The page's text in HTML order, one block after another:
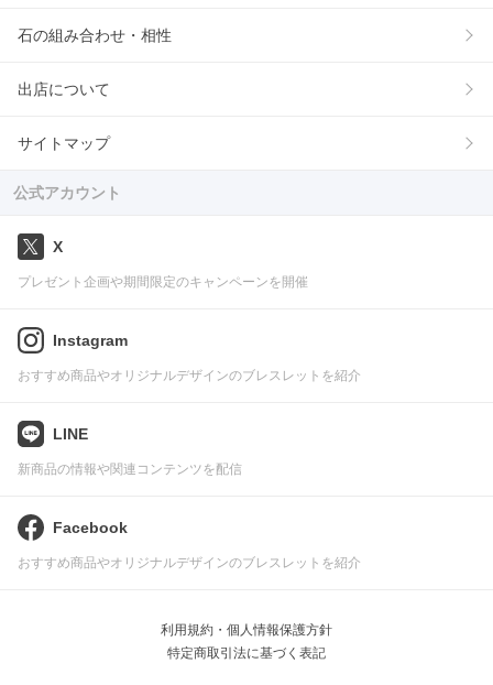
石の組み合わせ・相性
出店について
サイトマップ
公式アカウント
X
プレゼント企画や期間限定のキャンペーンを開催
Instagram
おすすめ商品やオリジナルデザインのブレスレットを紹介
LINE
新商品の情報や関連コンテンツを配信
Facebook
おすすめ商品やオリジナルデザインのブレスレットを紹介
利用規約・個人情報保護方針
特定商取引法に基づく表記